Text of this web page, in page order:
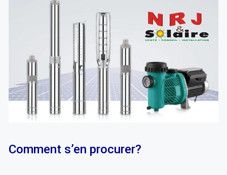
Comment s’en procurer?